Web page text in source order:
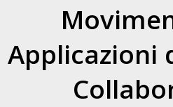
Applicazioni